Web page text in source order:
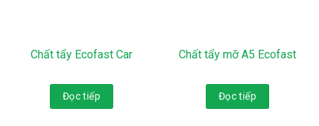
Chất tẩy Ecofast Car
Đọc tiếp
Chất tẩy mỡ A5 Ecofast
Đọc tiếp